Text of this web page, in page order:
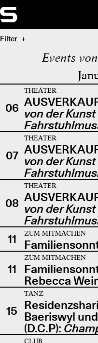
Filter
Events
06
THEATER
von der
07
THEATER
von der
08
THEATER
von der
11
ZUM MITMACHEN
11
ZUM MITMACHEN
Rebecca
15
TANZ
Baeriswyl
(D.C.P):
CLUB